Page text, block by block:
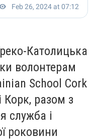
Католицька
волонтерам
School Cork
Корк, разом з
служба і
роковини